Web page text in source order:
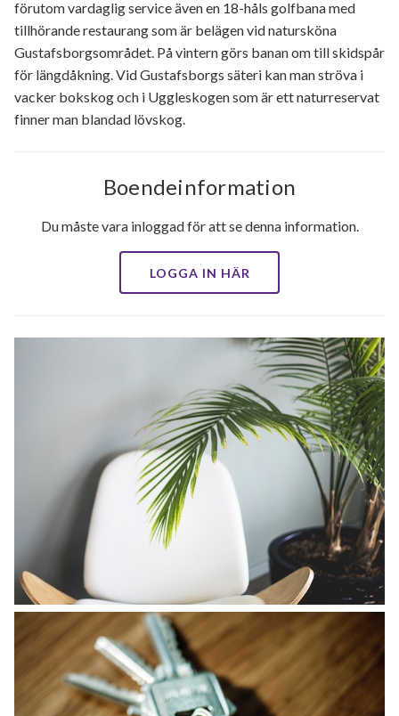
förutom vardaglig service även en 18-håls golfbana med
tillhörande restaurang som är belägen vid natursköna
Gustafsborgsområdet. På vintern görs banan om till skidspår
för längdåkning. Vid Gustafsborgs säteri kan man ströva i
vacker bokskog och i Uggleskogen som är ett naturreservat
finner man blandad lövskog.
Boendeinformation
Du måste vara inloggad för att se denna information.
LOGGA IN HÄR